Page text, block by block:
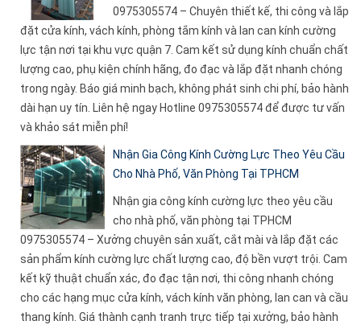
0975305574 – Chuyên thiết kế, thi công và lắp
đặt cửa kính, vách kính, phòng tắm kính và lan can kính cường
lực tận nơi tại khu vực quận 7. Cam kết sử dụng kính chuẩn chất
lượng cao, phụ kiện chính hãng, đo đạc và lắp đặt nhanh chóng
trong ngày. Báo giá minh bạch, không phát sinh chi phí, bảo hành
dài hạn uy tín. Liên hệ ngay Hotline 0975305574 để được tư vấn
và khảo sát miễn phí!
Nhận Gia Công Kính Cường Lực Theo Yêu Cầu
Cho Nhà Phố, Văn Phòng Tại TPHCM
Nhận gia công kính cường lực theo yêu cầu
cho nhà phố, văn phòng tại TPHCM
0975305574 – Xưởng chuyên sản xuất, cắt mài và lắp đặt các
sản phẩm kính cường lực chất lượng cao, độ bền vượt trội. Cam
kết kỹ thuật chuẩn xác, đo đạc tận nơi, thi công nhanh chóng
cho các hạng mục cửa kính, vách kính văn phòng, lan can và cầu
thang kính. Giá thành cạnh tranh trực tiếp tại xưởng, bảo hành